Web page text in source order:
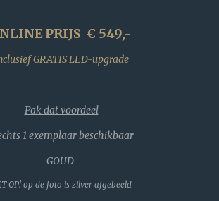
PRIJS € 549,-
GRATIS LED-upgrade
Pak dat voordeel
1 exemplaar beschikbaar
GOUD
OP! op de foto is zilver afgebeeld